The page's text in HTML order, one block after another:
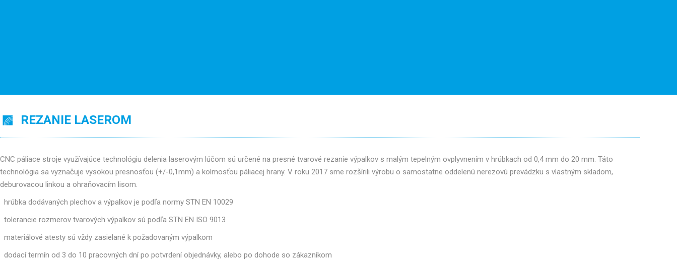
REZANIE LASEROM
CNC páliace stroje využívajúce technológiu delenia laserovým lúčom sú určené na presné tvarové rezanie výpalkov s malým tepelným ovplyvnením v hrúbkach od 0,4 mm do 20 mm. Táto
technológia sa vyznačuje vysokou presnosťou (+/-0,1mm) a kolmosťou páliacej hrany. V roku 2017 sme rozšírili výrobu o samostatne oddelenú nerezovú prevádzku s vlastným skladom,
deburovacou linkou a ohraňovacím lisom.
hrúbka dodávaných plechov a výpalkov je podľa normy STN EN 10029
tolerancie rozmerov tvarových výpalkov sú podľa STN EN ISO 9013
materiálové atesty sú vždy zasielané k požadovaným výpalkom
dodací termín od 3 do 10 pracovných dní po potvrdení objednávky, alebo po dohode so zákazníkom